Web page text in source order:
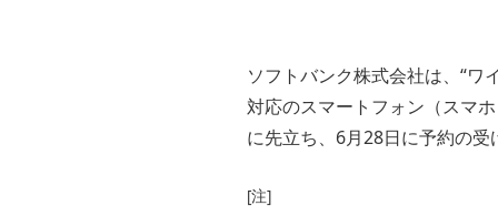
ソフトバンク株式会社は、“ワ
対応のスマートフォン（スマ
に先立ち、6月28日に予約の
[注]